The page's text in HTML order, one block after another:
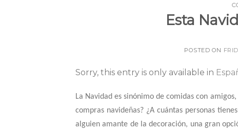
Esta
POSTED ON
Sorry, this entry is only available in
La Navidad es sinónimo de comidas con
compras navideñas? ¿A cuántas personas
alguien amante de la decoración, una gran